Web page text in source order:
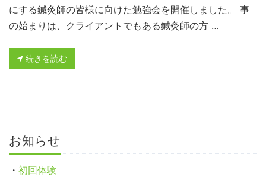
にする鍼灸師の皆様に向けた勉強会を開催しました。 事
の始まりは、クライアントでもある鍼灸師の方 …
続きを読む
お知らせ
・ 初回体験